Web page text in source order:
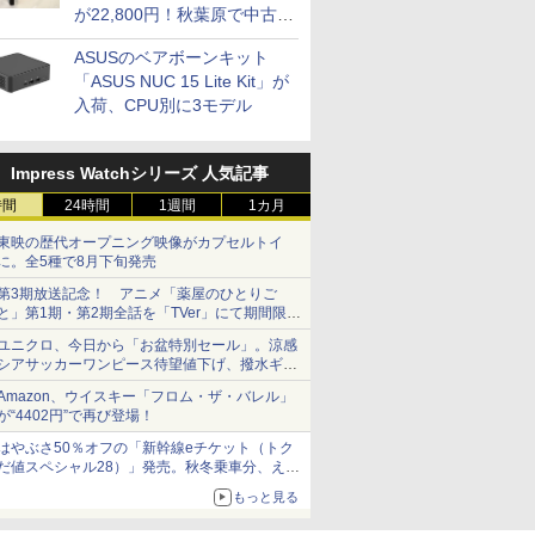
が22,800円！秋葉原で中古
PCセール
ASUSのベアボーンキット
「ASUS NUC 15 Lite Kit」が
入荷、CPU別に3モデル
Impress Watchシリーズ 人気記事
24時間 1週間 1カ月
映の歴代オープニング映像がカプセルトイ
。全5種で8月下旬発売
3期放送記念！ アニメ「薬屋のひとりご
」第1期・第2期全話を「TVer」にて期間限定
順次無料配信開始
ニクロ、今日から「お盆特別セール」。涼感
アサッカーワンピース待望値下げ、撥水ギア
ョーツは1990円に
、ウイスキー「フロム・ザ・バレル」
“4402円”で再び登場！
やぶさ50％オフの「新幹線eチケット（トク
値スペシャル28）」発売。秋冬乗車分、えき
もっと見る